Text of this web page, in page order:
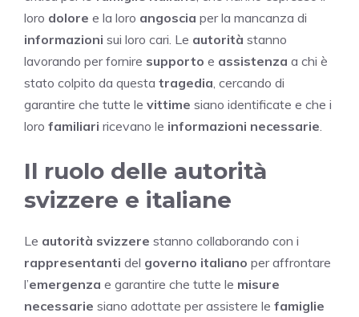
loro dolore e la loro angoscia per la mancanza di
informazioni sui loro cari. Le autorità stanno
lavorando per fornire supporto e assistenza a chi è
stato colpito da questa tragedia , cercando di
garantire che tutte le vittime siano identificate e che i
loro familiari ricevano le informazioni necessarie
Il ruolo delle autorità
svizzere e italiane
Le autorità svizzere stanno collaborando con i
rappresentanti del governo italiano per affrontare
l’emergenza e garantire che tutte le misure
necessarie siano adottate per assistere le famiglie